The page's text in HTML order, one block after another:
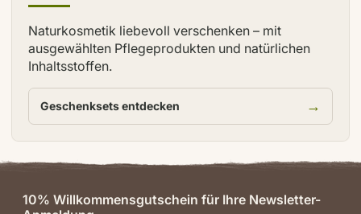
Naturkosmetik liebevoll verschenken – mit
ausgewählten Pflegeprodukten und natürlichen
Inhaltsstoffen.
Geschenksets entdecken →
10% Willkommensgutschein für Ihre Newsletter-